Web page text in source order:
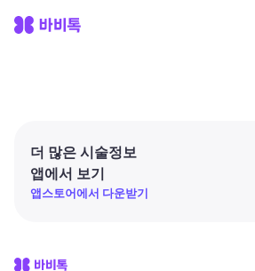
더 많은 시술정보
앱에서 보기
앱스토어에서 다운받기